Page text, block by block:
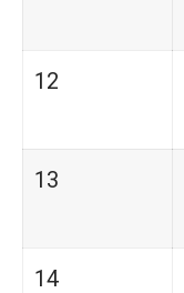
12
13
14